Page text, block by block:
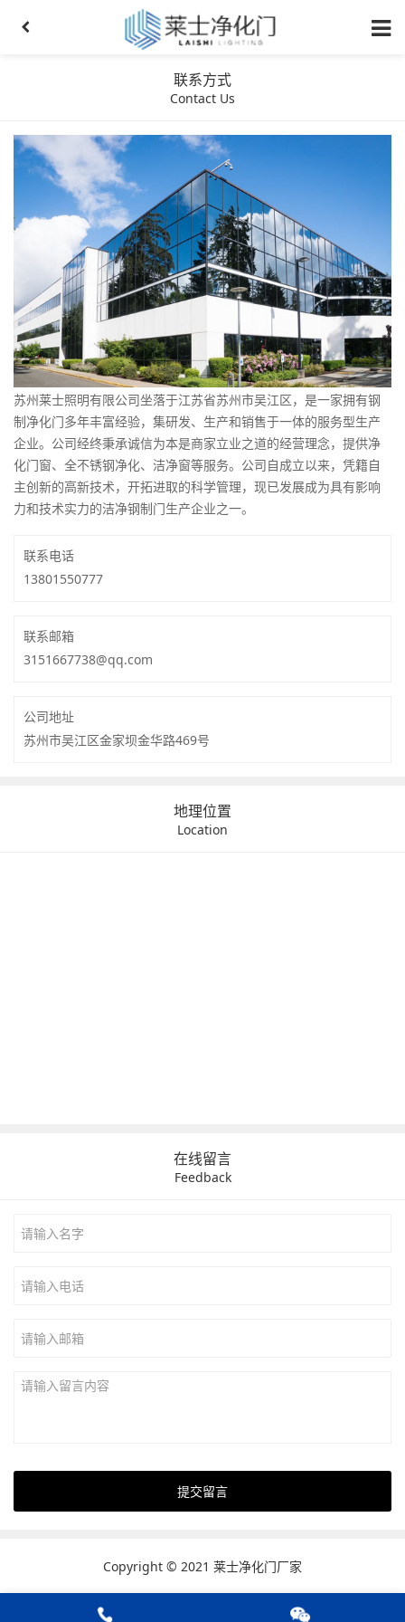
联系方式
Contact Us
苏州莱士照明有限公司坐落于江苏省苏州市吴江区，是一家拥有钢
制净化门多年丰富经验，集研发、生产和销售于一体的服务型生产
企业。公司经终秉承诚信为本是商家立业之道的经营理念，提供净
化门窗、全不锈钢净化、洁净窗等服务。公司自成立以来，凭籍自
主创新的高新技术，开拓进取的科学管理，现已发展成为具有影响
力和技术实力的洁净钢制门生产企业之一。
联系电话
13801550777
联系邮箱
3151667738@qq.com
公司地址
苏州市吴江区金家坝金华路469号
地理位置
Location
在线留言
Feedback
Copyright © 2021 莱士净化门厂家